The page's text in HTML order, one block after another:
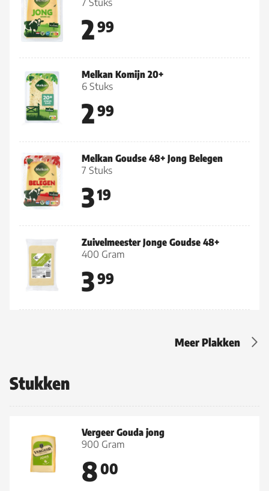
7 Stuks
299
Melkan Komijn 20+
6 Stuks
299
Melkan Goudse 48+ Jong Belegen
7 Stuks
319
Zuivelmeester Jonge Goudse 48+
400 Gram
399
Meer Plakken
Stukken
Vergeer Gouda jong
900 Gram
800